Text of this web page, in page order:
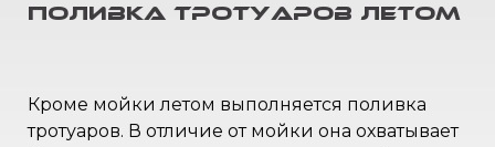
Поливка тротуаров летом
Кроме мойки летом выполняется поливка
тротуаров. В отличие от мойки она охватывает